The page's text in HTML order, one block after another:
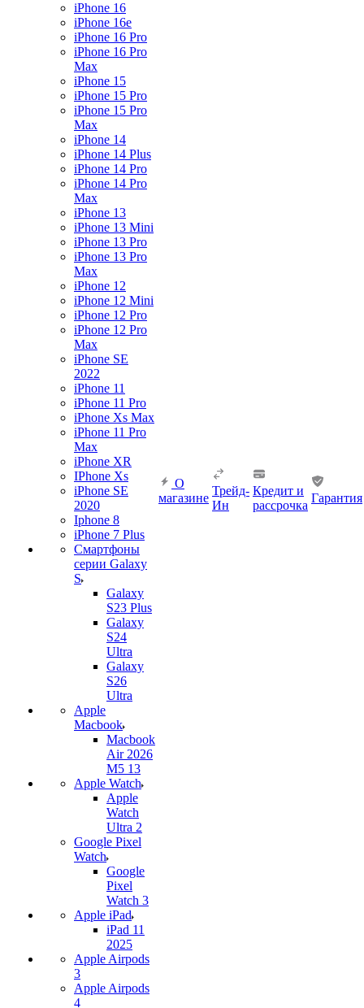
iPhone 16
iPhone 16e
iPhone 16 Pro
iPhone 16 Pro
Max
iPhone 15
iPhone 15 Pro
iPhone 15 Pro
Max
iPhone 14
iPhone 14 Plus
iPhone 14 Pro
iPhone 14 Pro
Max
iPhone 13
iPhone 13 Mini
iPhone 13 Pro
iPhone 13 Pro
Max
iPhone 12
iPhone 12 Mini
iPhone 12 Pro
iPhone 12 Pro
Max
iPhone SE
2022
iPhone 11
iPhone 11 Pro
iPhone Xs Max
iPhone 11 Pro
Max
iPhone XR
IPhone Xs
iPhone SE
2020
Iphone 8
iPhone 7 Plus
Смартфоны
серии Galaxy
S
Galaxy
S23 Plus
Galaxy
S24
Ultra
Galaxy
S26
Ultra
Apple
Macbook
Macbook
Air 2026
M5 13
Apple Watch
Apple
Watch
Ultra 2
Google Pixel
Watch
Google
Pixel
Watch 3
Apple iPad
iPad 11
2025
Apple Airpods
3
Apple Airpods
4
О
магазине
Трейд-
Ин
Кредит и
рассрочка
Гарантия